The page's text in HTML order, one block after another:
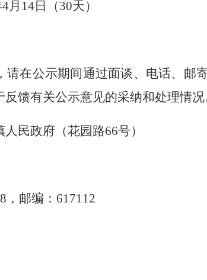
4月 14日 （30天）
请在公示期间通过面谈、电话、邮
馈有关公示意见的采纳和处理情况
人 民政府（花园路66号）
，邮编： 617112